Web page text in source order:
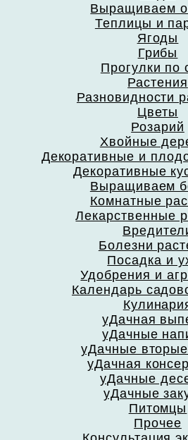
Выращиваем
Теплицы и
Ягоды
Грибы
Прогулки по
Растения
Разновидности
Цветы
Розарий
Хвойные
Декоративные и
Декоративные
Выращиваем
Комнатные
Лекарственные
Болезни
Посадка и
Удобрения и
Календарь
уДачная
уДачные
уДачные
уДачная
уДачные
уДачные
Питомцы
Прочее